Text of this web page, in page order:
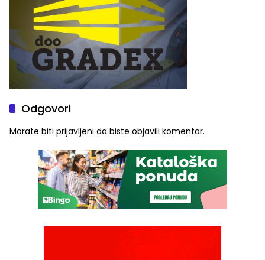
Odgovori
Morate biti prijavljeni da biste objavili komentar.